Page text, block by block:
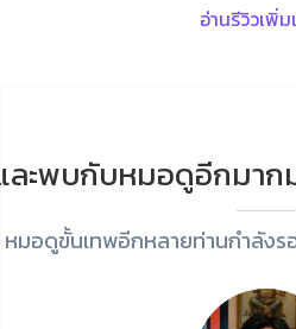
อ่านรีวิวเพิ่ม
ละพบกับหมอดูอีกมาก
หมอดูขั้นเทพอีกหลายท่านกำลัง